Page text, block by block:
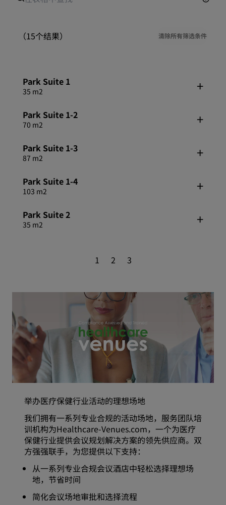
（15个结果） 清除所有筛选条件
Park Suite 1
35 m2
Park Suite 1-2
70 m2
Park Suite 1-3
87 m2
Park Suite 1-4
103 m2
Park Suite 2
35 m2
1 2 3
举办医疗保健行业活动的理想场地
我们拥有一系列专业合规的活动场地，服务团队培
训机构为Healthcare-Venues.com，一个为医疗
保健行业提供会议规划解决方案的领先供应商。双
方强强联手，为您提供以下支持：
从一系列专业合规会议酒店中轻松选择理想场
地，节省时间
简化会议场地审批和选择流程